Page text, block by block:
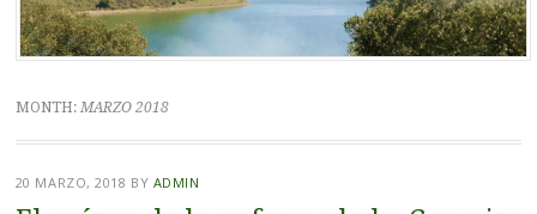
MONTH: MARZO 2018
20 MARZO, 2018 BY ADMIN